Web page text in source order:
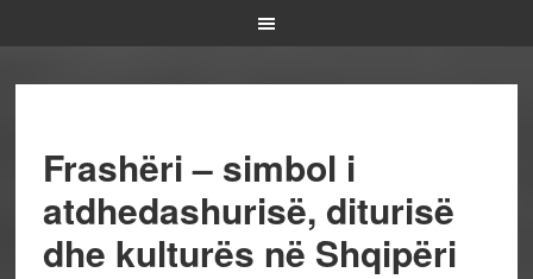
Frashëri – simbol i
atdhedashurisë, diturisë
dhe kulturës në Shqipëri